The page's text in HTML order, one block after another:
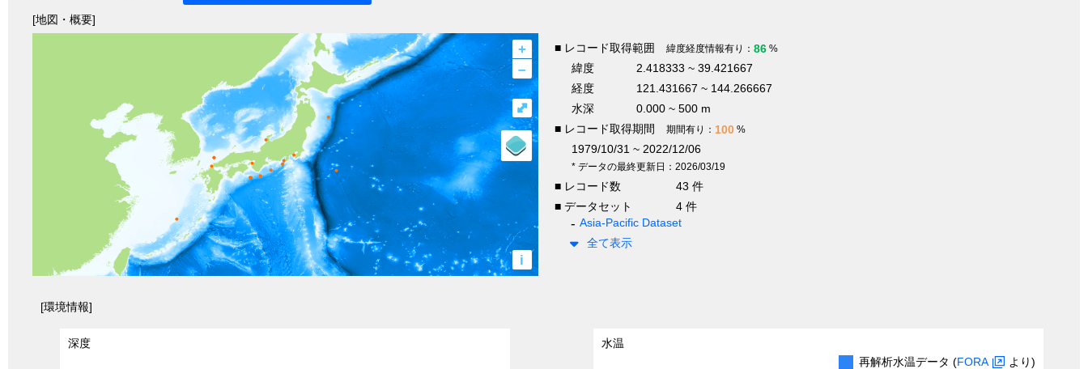
[地図・概要]
+
–
i
⤢
■ レコード取得範囲 緯度経度情報有り： 86 %
緯度
2.418333 ~ 39.421667
経度
121.431667 ~ 144.266667
水深
0.000 ~ 500 m
■ レコード取得期間
期間有り： 100 %
1979/10/31 ~ 2022/12/06
* データの最終更新日：2026/03/19
■ レコード数
43 件
■ データセット
4 件
Asia-Pacific Dataset
全て表示
[環境情報]
深度
水温
再解析水温データ (FORA より)